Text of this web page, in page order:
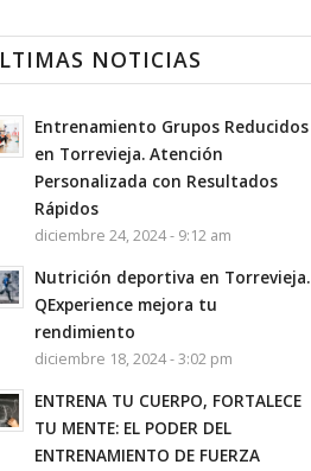
NOTICIAS
Entrenamiento Grupos Reducidos
en Torrevieja. Atención
Personalizada con Resultados
Rápidos
diciembre 24, 2024 - 9:12 am
Nutrición deportiva en Torrevieja.
QExperience mejora tu
rendimiento
diciembre 18, 2024 - 3:02 pm
ENTRENA TU CUERPO, FORTALECE
TU MENTE: EL PODER DEL
ENTRENAMIENTO DE FUERZA